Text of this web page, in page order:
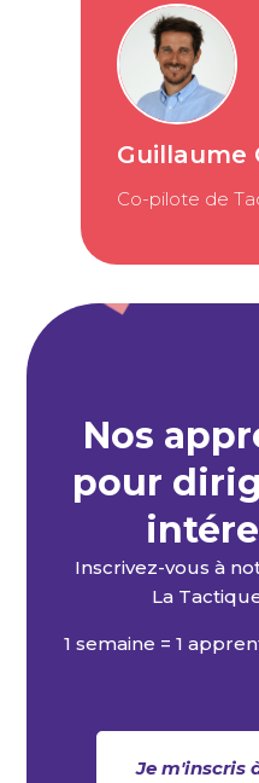
Guillaume
Co-pilote de
Nos
pour
Inscrivez-vous à
La
1 semaine = 1
Je m'inscris